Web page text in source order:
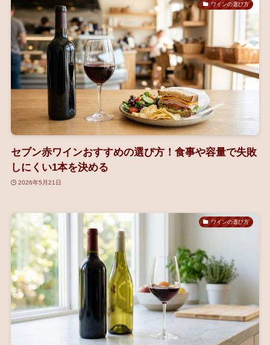
ワインの選び方
セブン赤ワインおすすめの選び方！食事や容量で失敗
しにくい1本を決める
2026年5月21日
ワインの選び方